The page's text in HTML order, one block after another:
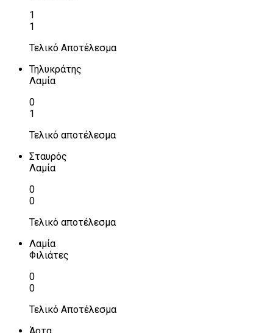
1
1
Τελικό Αποτέλεσμα
Τηλυκράτης
Λαμία
0
1
Τελικό αποτέλεσμα
Σταυρός
Λαμία
0
0
Τελικό αποτέλεσμα
Λαμία
Φιλιάτες
0
0
Τελικό Αποτέλεσμα